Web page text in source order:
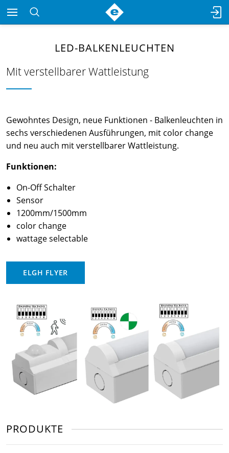
LED-BALKENLEUCHTEN
Mit verstellbarer Wattleistung
Gewohntes Design, neue Funktionen - Balkenleuchten in
sechs verschiedenen Ausführungen, mit color change
und neu auch mit verstellbarer Wattleistung.
Funktionen:
On-Off Schalter
Sensor
1200mm/1500mm
color change
wattage selectable
ELGH FLYER
PRODUKTE